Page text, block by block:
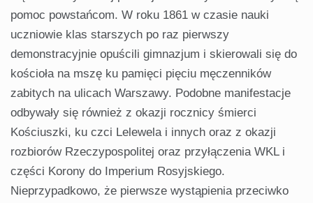
pomoc powstańcom. W roku 1861 w czasie nauki
uczniowie klas starszych po raz pierwszy
demonstracyjnie opuścili gimnazjum i skierowali się do
kościoła na mszę ku pamięci pięciu męczenników
zabitych na ulicach Warszawy. Podobne manifestacje
odbywały się również z okazji rocznicy śmierci
Kościuszki, ku czci Lelewela i innych oraz z okazji
rozbiorów Rzeczypospolitej oraz przyłączenia WKL i
części Korony do Imperium Rosyjskiego.
Nieprzypadkowo, że pierwsze wystąpienia przeciwko